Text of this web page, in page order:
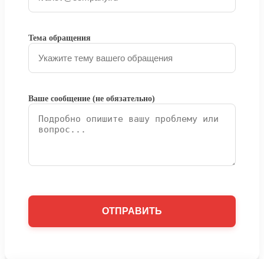
Тема обращения
Ваше сообщение (не обязательно)